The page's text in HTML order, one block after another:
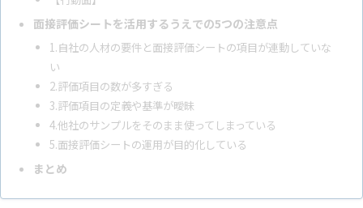
面接評価シートを活用するうえでの5つの注意点
1.自社の人材の要件と面接評価シートの項目が連動していな
い
2.評価項目の数が多すぎる
3.評価項目の定義や基準が曖昧
4.他社のサンプルをそのまま使ってしまっている
5.面接評価シートの運用が目的化している
まとめ